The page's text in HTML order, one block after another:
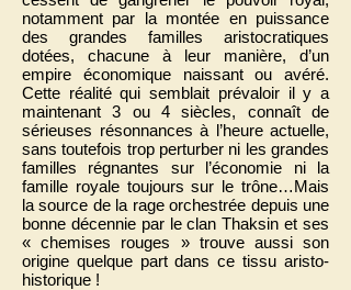
notamment par la montée en puissance
des grandes familles aristocratiques
dotées, chacune à leur manière, d’un
empire économique naissant ou avéré.
Cette réalité qui semblait prévaloir il y a
maintenant 3 ou 4 siècles, connaît de
sérieuses résonnances à l’heure actuelle,
sans toutefois trop perturber ni les grandes
familles régnantes sur l’économie ni la
famille royale toujours sur le trône…Mais
la source de la rage orchestrée depuis une
bonne décennie par le clan Thaksin et ses
« chemises rouges » trouve aussi son
origine quelque part dans ce tissu aristo-
historique !